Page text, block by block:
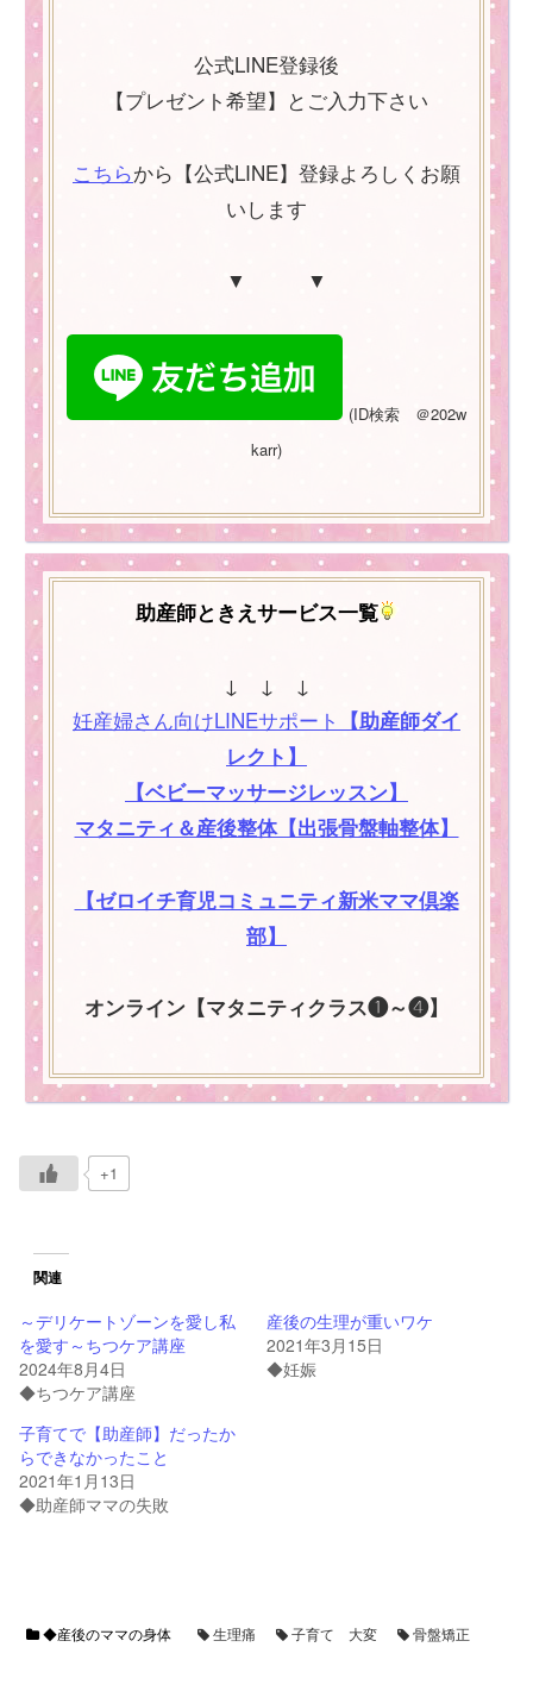
公式LINE登録後
【プレゼント希望】とご入力下さい
こちらから【公式LINE】登録よろしくお願
いします
▼ ▼
(ID検索 ＠202w
karr)
助産師ときえサービス一覧
↓ ↓ ↓
妊産婦さん向けLINEサポート 【助産師ダイ
レクト】
【ベビーマッサージレッスン】
マタニティ＆産後整体【出張骨盤軸整体】
【ゼロイチ育児コミュニティ新米ママ倶楽
部】
オンライン【マタニティクラス❶～❹】
+1
関連
～デリケートゾーンを愛し私
を愛す～ちつケア講座
2024年8月4日
◆ちつケア講座
産後の生理が重いワケ
2021年3月15日
◆妊娠
子育てで【助産師】だったか
らできなかったこと
2021年1月13日
◆助産師ママの失敗
◆産後のママの身体 生理痛 子育て 大変 骨盤矯正